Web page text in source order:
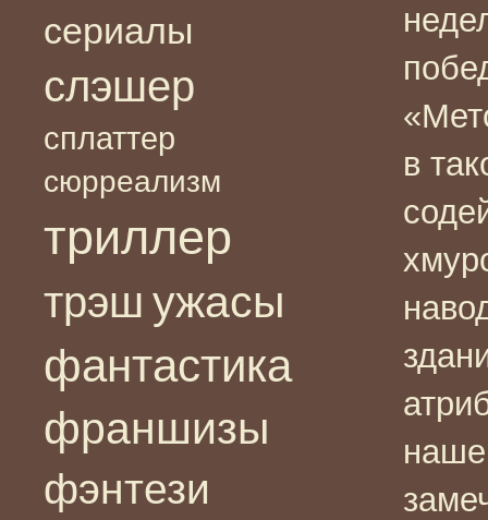
сериалы
слэшер
сплаттер
сюрреализм
триллер
трэш ужасы
фантастика
франшизы
фэнтези
в